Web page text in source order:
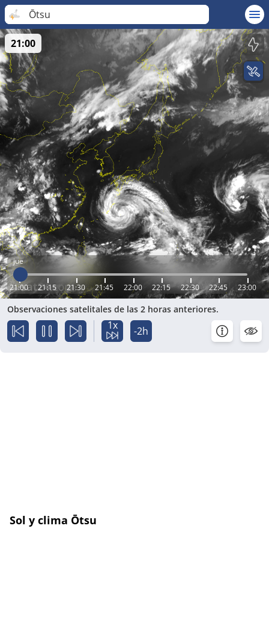
Ōtsu
jue
21:00 21:15 21:30 21:45 22:00 22:15 22:30 22:45 23:00
21:00
Observaciones satelitales de las 2 horas anteriores.
1x -2h
Sol y clima Ōtsu